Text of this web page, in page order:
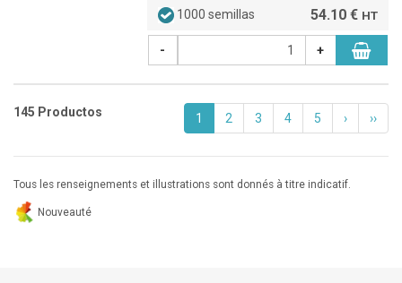
1000 semillas 54.10 € HT
- +
145 Productos 1 2 3 4 5 › ››
Tous les renseignements et illustrations sont donnés à titre indicatif.
Nouveauté